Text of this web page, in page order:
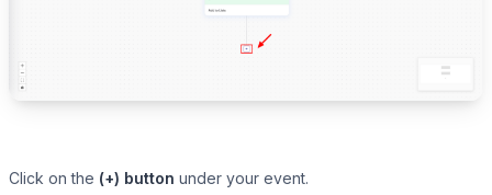
Click on the (+) button under your event.